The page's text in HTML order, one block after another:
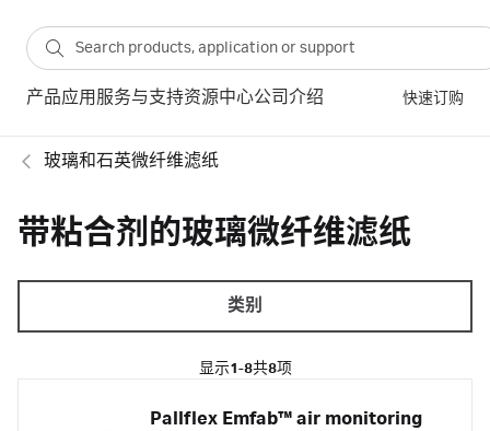
产品应用 服务与支持资源中心公司介绍 快速订购
玻璃和石英微纤维滤纸
带粘合剂的玻璃微纤维滤纸
类别
显示1-8共8项
Pallflex Emfab™ air monitoring